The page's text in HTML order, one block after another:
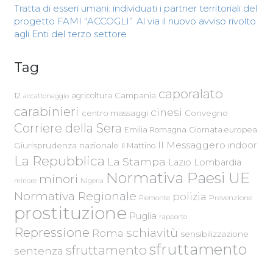
Tratta di esseri umani: individuati i partner territoriali del
progetto FAMI “ACCOGLI”. Al via il nuovo avviso rivolto
agli Enti del terzo settore
Tag
12 accattonaggio agricoltura Campania caporalato
carabinieri centro massaggi cinesi Convegno
Corriere della Sera Emilia Romagna Giornata europea
Giurisprudenza nazionale Il Mattino Il Messaggero indoor
La Repubblica La Stampa Lazio Lombardia
minore minori Nigeria Normativa Paesi UE
Normativa Regionale Piemonte polizia Prevenzione
prostituzione Puglia rapporto
Repressione Roma schiavitù sensibilizzazione
sentenza sfruttamento sfruttamento